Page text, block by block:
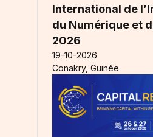
International de
du Numérique et
2026
19-10-2026
Conakry, Guinée